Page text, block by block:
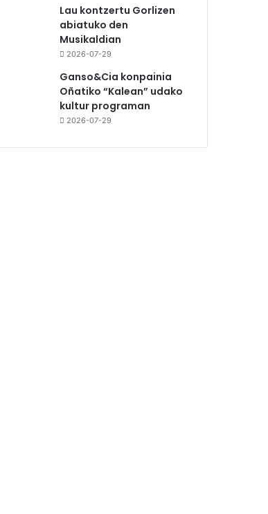
Lau kontzertu Gorlizen
abiatuko den
Musikaldian
2026-07-29
Ganso&Cia konpainia
Oñatiko “Kalean” udako
kultur programan
2026-07-29